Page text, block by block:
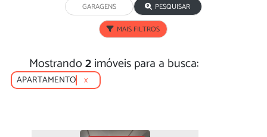
PESQUISAR
MAIS FILTROS
Mostrando2imóveis para a busca:
APARTAMENTO x